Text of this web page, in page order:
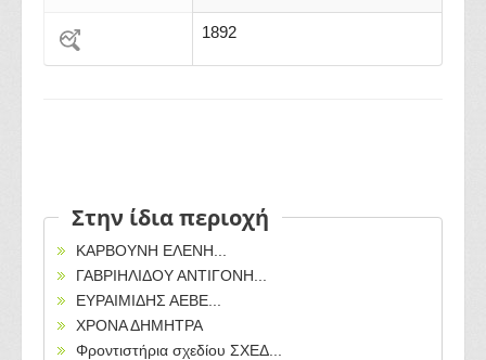
1892
Στην ίδια περιοχή
ΚΑΡΒΟΥΝΗ ΕΛΕΝΗ...
ΓΑΒΡΙΗΛΙΔΟΥ ΑΝΤΙΓΟΝΗ...
ΕΥΡΑΙΜΙΔΗΣ ΑΕΒΕ...
ΧΡΟΝΑ ΔΗΜΗΤΡΑ
Φροντιστήρια σχεδίου ΣΧΕΔ...